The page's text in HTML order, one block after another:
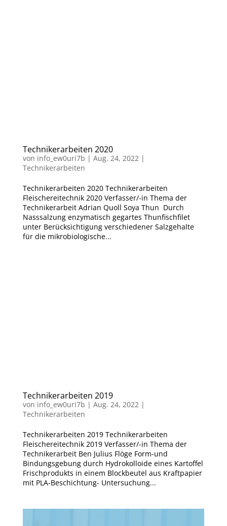
Technikerarbeiten 2020
von info_ew0uri7b | Aug. 24, 2022|
Technikerarbeiten
Technikerarbeiten 2020 Technikerarbeiten
Fleischereitechnik 2020 Verfasser/-in Thema der
Technikerarbeit Adrian Quoll Soya Thun Durch
Nasssalzung enzymatisch gegartes Thunfischfilet
unter Berücksichtigung verschiedener Salzgehalte
für die mikrobiologische...
Technikerarbeiten 2019
von info_ew0uri7b | Aug. 24, 2022|
Technikerarbeiten
Technikerarbeiten 2019 Technikerarbeiten
Fleischereitechnik 2019 Verfasser/-in Thema der
Technikerarbeit Ben Julius Flöge Form-und
Bindungsgebung durch Hydrokolloide eines Kartoffel
Frischprodukts in einem Blockbeutel aus Kraftpapier
mit PLA-Beschichtung- Untersuchung...